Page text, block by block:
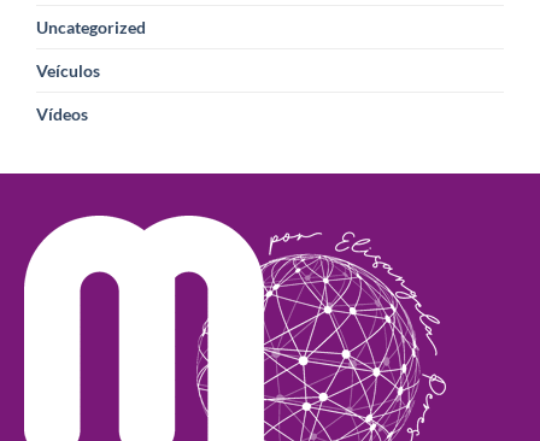
Uncategorized
Veículos
Vídeos